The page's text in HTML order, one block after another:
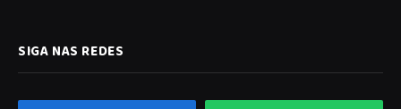
SIGA NAS REDES